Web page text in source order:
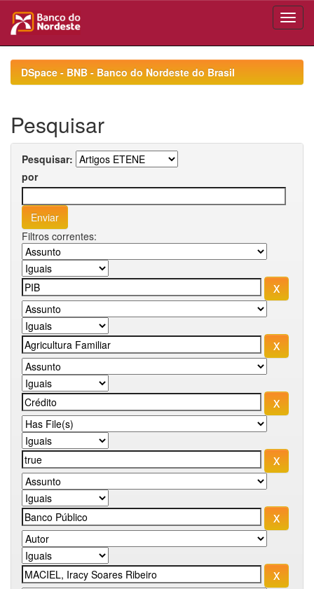
navigationDSpace - BNB - Banco do Nordeste do Brasil
Pesquisar
Pesquisar:
por
Filtros correntes: